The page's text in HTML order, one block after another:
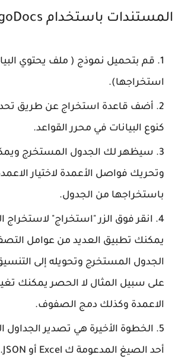
المستندات باستخدام AlgoDocs؟
قم بتحميل نموذج ( ملف يحتوي
استخراجها).
أضف قاعدة استخراج عن طريق
كنوع البيانات في محرر القواعد.
سيظهر لك الجدول المستخرج
وتحريك فواصل الأعمدة لاختيار
باستخراجها من الجدول.
انقر فوق الزر "استخراج" لاستخراج
يمكنك تطبيق العديد من عوامل
الجدول المستخرج وتحويله إلى
على سبيل المثال لا الحصر يمكنك
الاعمدة وكذلك دمج الصفوف.
الخطوة الأخيرة هي تصدير الجداول
أحد الصيغ المدعومة ك Excel أو JSON.